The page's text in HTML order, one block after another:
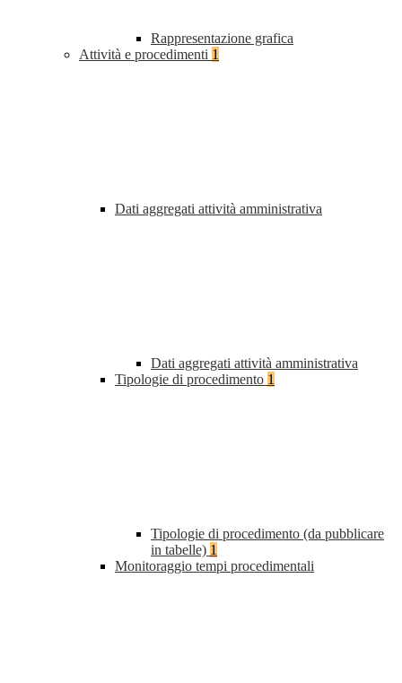
Rappresentazione grafica
Attività e procedimenti 1
Dati aggregati attività amministrativa
Dati aggregati attività amministrativa
Tipologie di procedimento 1
Tipologie di procedimento (da pubblicare
in tabelle) 1
Monitoraggio tempi procedimentali